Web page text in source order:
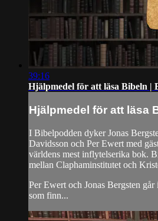
39:16
Hjälpmedel för att läsa Bibeln |
Hjälpmedel för att läsa
I Bibelpodden dyker Jonas
Davidsson och Per Ewert med
världens mest inflytelserika bok.
mellan Claphaminstitutet och
Per Ewert och Jonas Bergsten
som finn...